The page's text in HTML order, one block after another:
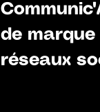
de
réseaux